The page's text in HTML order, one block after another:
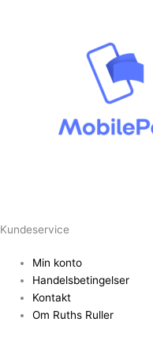
Kundeservice
Min konto
Handelsbetingelser
Kontakt
Om Ruths Ruller